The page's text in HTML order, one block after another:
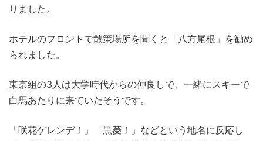
りました。
ホテルのフロントで散策場所を聞くと「八方尾根」を勧め
られました。
東京組の3人は大学時代からの仲良しで、一緒にスキーで
白馬あたりに来ていたそうです。
「咲花ゲレンデ！」「黒菱！」などという地名に反応し